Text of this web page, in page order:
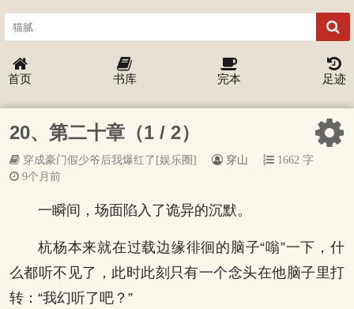
首页 书库 完本 足迹
20、第二十章（1 / 2）
穿成豪门假少爷后我爆红了[娱乐圈] 穿山
1662 字
9个月前
一瞬间，场面陷入了诡异的沉默。
杭杨本来就在过载边缘徘徊的脑子“嗡”一下，什
么都听不见了，此时此刻只有一个念头在他脑子里打
转：“我幻听了吧？”